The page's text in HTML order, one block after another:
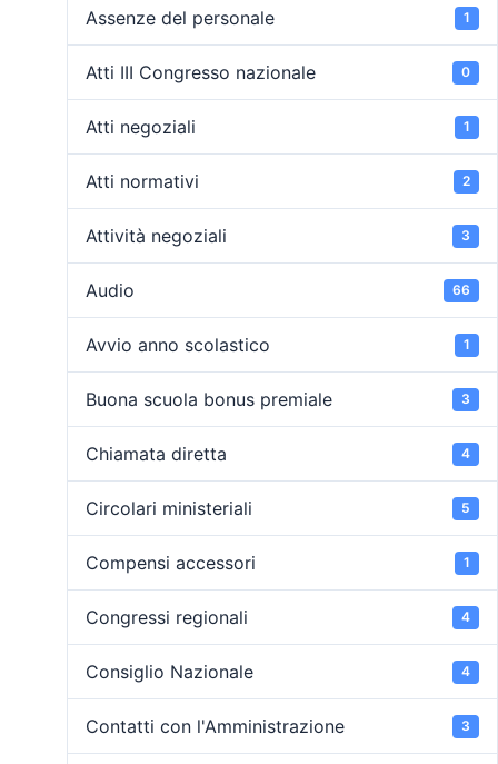
Assenze del personale 1
Atti III Congresso nazionale 0
Atti negoziali 1
Atti normativi 2
Attività negoziali 3
Audio 66
Avvio anno scolastico 1
Buona scuola bonus premiale 3
Chiamata diretta 4
Circolari ministeriali 5
Compensi accessori 1
Congressi regionali 4
Consiglio Nazionale 4
Contatti con l'Amministrazione 3